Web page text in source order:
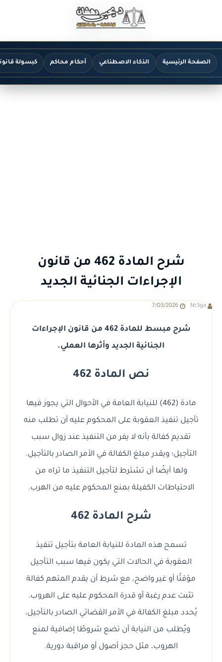
الصفحة الرئيسية الذكاء الاصطناعي أحكام محاكم كبسولة
شرح المادة 462 من قانون
الإجراءات الجنائية الجديد
Nt3ga
7/03/2026
شرح مبسط للمادة 462 من قانون الإجراءات
الجنائية الجديد وأثرها العملي.
نص المادة 462
مادة (462) للنيابة العامة في الأحوال التي يجوز فيها
تأجيل تنفيذ العقوبة على المحكوم عليه أن تطلب منه
تقديم كفالة بأنه لا يفر من التنفيذ عند زوال سبب
التأجيل؛ ويقدر مبلغ الكفالة في الأمر الصادر بالتأجيل.
ولها أيضًا أن تشترط لتأجيل التنفيذ ما تراه من
الاحتياطات الكفيلة بمنع المحكوم عليه من الهرب.
شرح المادة 462
تسمح هذه المادة للنيابة العامة بتأجيل تنفيذ
العقوبة في الحالات التي يكون فيها سبب التأجيل
مؤقتًا أو غير واضح، مع شرط أن يقدم المتهم كفالة
تثبت عدم رغبة أو قدرة المحكوم عليه على الهروب.
يُحدد مبلغ الكفالة في الأمر القضائي الصادر بالتأجيل،
ويُطلب من النيابة أن تضع شروطًا إضافية لمنع
الهروب، مثل حجز أصول أو مراقبة دورية.